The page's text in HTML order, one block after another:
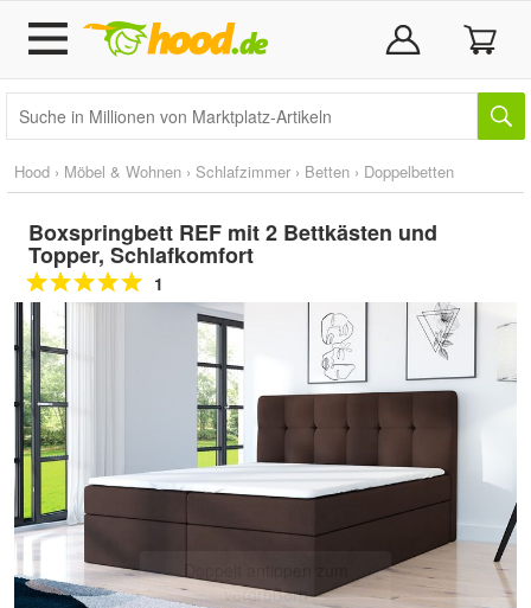
Hood › Möbel & Wohnen › Schlafzimmer › Betten › Doppelbetten
Boxspringbett REF mit 2 Bettkästen und
Topper, Schlafkomfort
1
Doppelt antippen zum
vergrößern